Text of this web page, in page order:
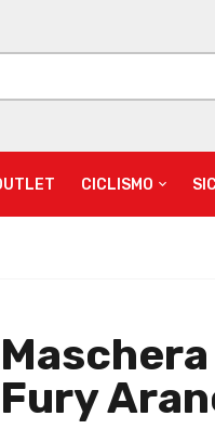
CICLISMO
Fury